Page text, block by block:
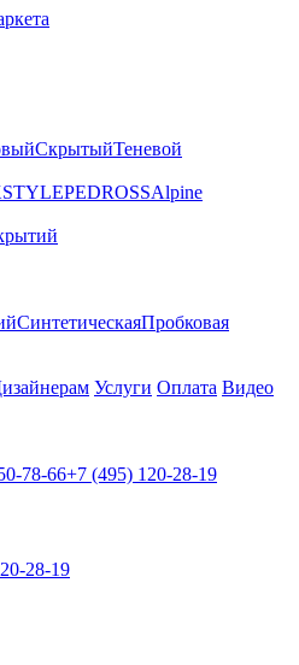
СкрытыйТеневой
PEDROSSAlpine
СинтетическаяПробковая
Услуги Оплата Видео
78-66+7 (495) 120-28-19
28-19